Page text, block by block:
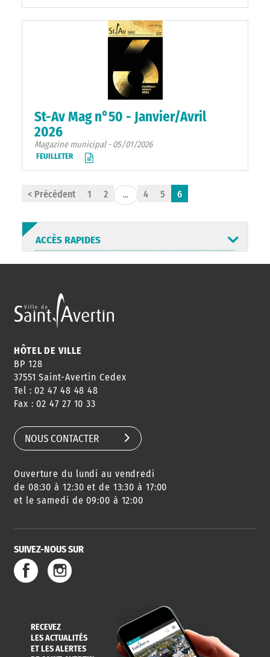
St-Av Mag n°50 - Janvier/Avril
2026
Magazine municipal - 05/01/2026
FEUILLETER
< Précédent 1 2 ... 4 5 6
ACCÈS RAPIDES
ANNUAIRE
HORAIRES
CONSEILS
DE QUARTIER
AGENDA
DES SORTIES
URBANISME
SERVICE
DE L'EAU
HÔTEL DE VILLE
BP 128
37551 Saint-Avertin Cedex
Tel : 02 47 48 48 48
Fax : 02 47 27 10 33
NOUS CONTACTER
Ouverture du lundi au vendredi
de 08:30 à 12:30 et de 13:30 à 17:00
et le samedi de 09:00 à 12:00
SUIVEZ-NOUS SUR
RECEVEZ
LES ACTUALITÉS
ET LES ALERTES